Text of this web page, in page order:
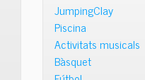
JumpingClay
Piscina
Activitats musicals
Bàsquet